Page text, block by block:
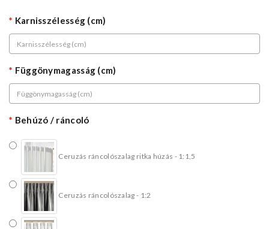
Karnisszélesség (cm)
Függönymagasság (cm)
Behúzó / ráncoló
Ceruzás ráncolószalag ritka húzás - 1:1,5
Ceruzás ráncolószalag - 1:2